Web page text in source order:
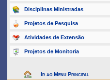
Disciplinas Ministradas
Projetos de Pesquisa
Atividades de Extensão
Projetos de Monitoria
Ir ao Menu Principal